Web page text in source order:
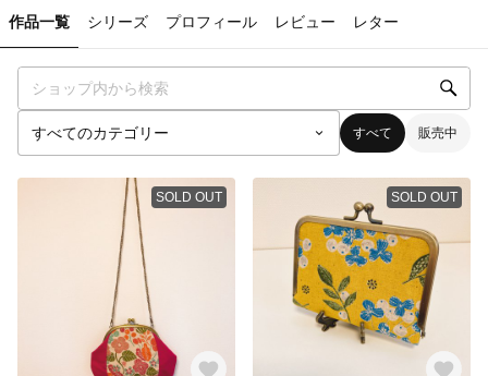
作品一覧 シリーズ プロフィール レビュー レター
すべて 販売中
SOLD OUT SOLD OUT